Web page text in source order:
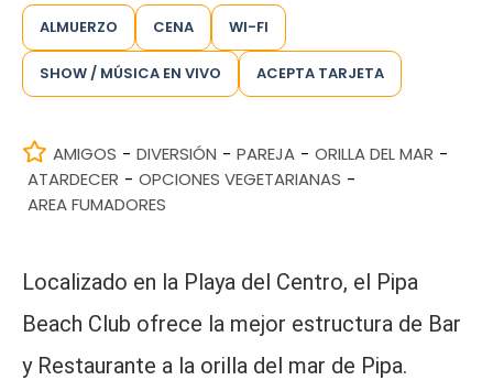
ALMUERZO CENA WI-FI
SHOW / MÚSICA EN VIVO ACEPTA TARJETA
AMIGOS - DIVERSIÓN - PAREJA - ORILLA DEL MAR -
ATARDECER - OPCIONES VEGETARIANAS -
AREA FUMADORES
Localizado en la Playa del Centro, el Pipa
Beach Club ofrece la mejor estructura de Bar
y Restaurante a la orilla del mar de Pipa.